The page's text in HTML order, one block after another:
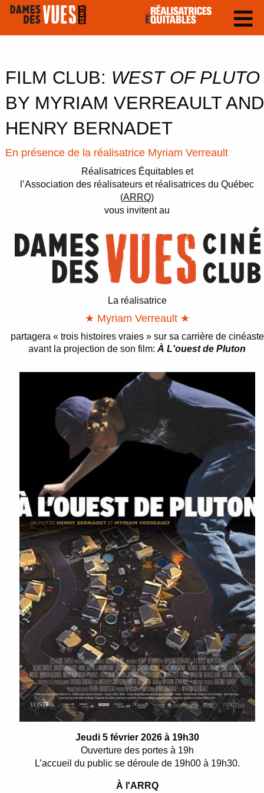
FILM CLUB: WEST OF PLUTO
BY MYRIAM VERREAULT AND
HENRY BERNADET
En présence de la réalisatrice Myriam Verreault
Réalisatrices Équitables et
l’Association des réalisateurs et réalisatrices du Québec
(ARRQ)
vous invitent au
La réalisatrice
★ Myriam Verreault ★
partagera « trois histoires vraies » sur sa carrière de cinéaste
avant la projection de son film:À L'ouest de Pluton
Jeudi 5 février 2026 à 19h30
Ouverture des portes à 19h
L’accueil du public se déroule de 19h00 à 19h30.
À l'ARRQ